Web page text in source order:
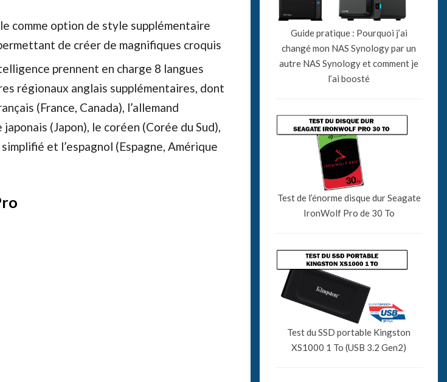
comme option de style supplémentaire
de créer de magnifiques croquis
prennent en charge 8 langues
régionaux anglais supplémentaires, dont
(France, Canada), l’allemand
(Japon), le coréen (Corée du Sud),
et l’espagnol (Espagne, Amérique
Guide pratique : Pourquoi j’ai
changé mon NAS Synology par un
autre NAS Synology et comment je
l’ai boosté
Test de l’énorme disque dur Seagate
IronWolf Pro de 30 To
Test du SSD portable Kingston
XS1000 1 To (USB 3.2 Gen2)